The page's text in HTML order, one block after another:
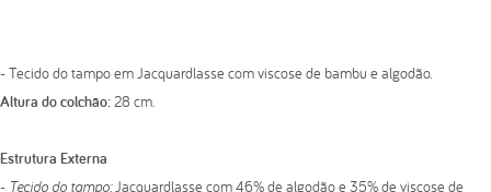
- Tecido do tampo em Jacquardlasse com viscose de bambu e algodão.
Altura do colchão:28 cm.
Estrutura Externa
- Tecido do tampo:Jacquardlasse com 46% de algodão e 35% de viscose de